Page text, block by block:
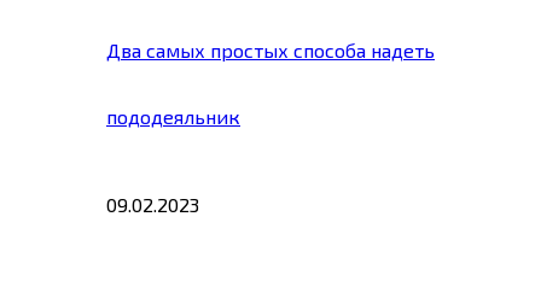
Два самых простых способа надеть
пододеяльник
09.02.2023